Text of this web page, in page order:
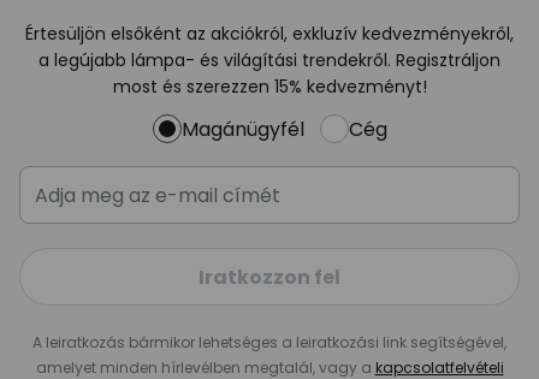
Értesüljön elsőként az akciókról, exkluzív kedvezményekről,
a legújabb lámpa- és világítási trendekről. Regisztráljon
most és szerezzen 15% kedvezményt!
Magánügyfél Cég
Iratkozzon fel
A leiratkozás bármikor lehetséges a leiratkozási link segítségével,
amelyet minden hírlevélben megtalál, vagy a kapcsolatfelvételi